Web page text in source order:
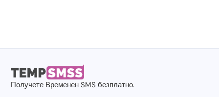
Получете Временен SMS безплатно.